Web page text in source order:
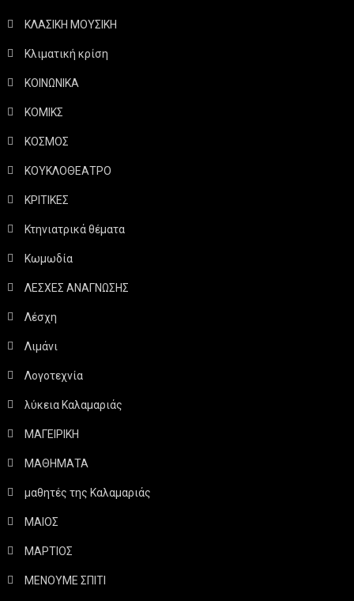
ΚΛΑΣΙΚΗ ΜΟΥΣΙΚΗ
Κλιματική κρίση
ΚΟΙΝΩΝΙΚΑ
ΚΟΜΙΚΣ
ΚΟΣΜΟΣ
ΚΟΥΚΛΟΘΕΑΤΡΟ
ΚΡΙΤΙΚΕΣ
Κτηνιατρικά θέματα
Κωμωδία
ΛΕΣΧΕΣ ΑΝΑΓΝΩΣΗΣ
Λέσχη
Λιμάνι
Λογοτεχνία
λύκεια Καλαμαριάς
ΜΑΓΕΙΡΙΚΗ
ΜΑΘΗΜΑΤΑ
μαθητές της Καλαμαριάς
ΜΑΙΟΣ
ΜΑΡΤΙΟΣ
ΜΕΝΟΥΜΕ ΣΠΙΤΙ